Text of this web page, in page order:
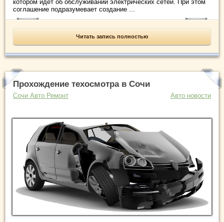
котором идет об обслуживании электрических сетей. При этом
соглашение подразумевает создание ...
Читать запись полностью
Прохождение техосмотра в Сочи
Сочи Авто Ремонт Авто новости